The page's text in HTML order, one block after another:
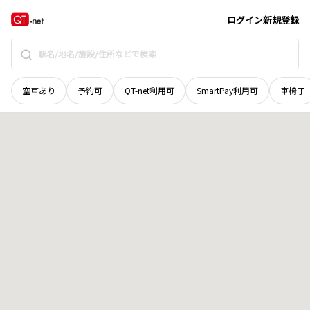
ログイン新規登録
空車あり 予約可 QT-net利用可 SmartPay利用可 車椅子
北海道